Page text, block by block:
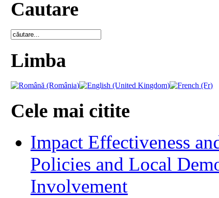
Cautare
Limba
Cele mai citite
Impact Effectiveness
Policies and Local
Involvement